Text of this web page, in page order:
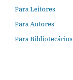
Para Leitores
Para Autores
Para Bibliotecários